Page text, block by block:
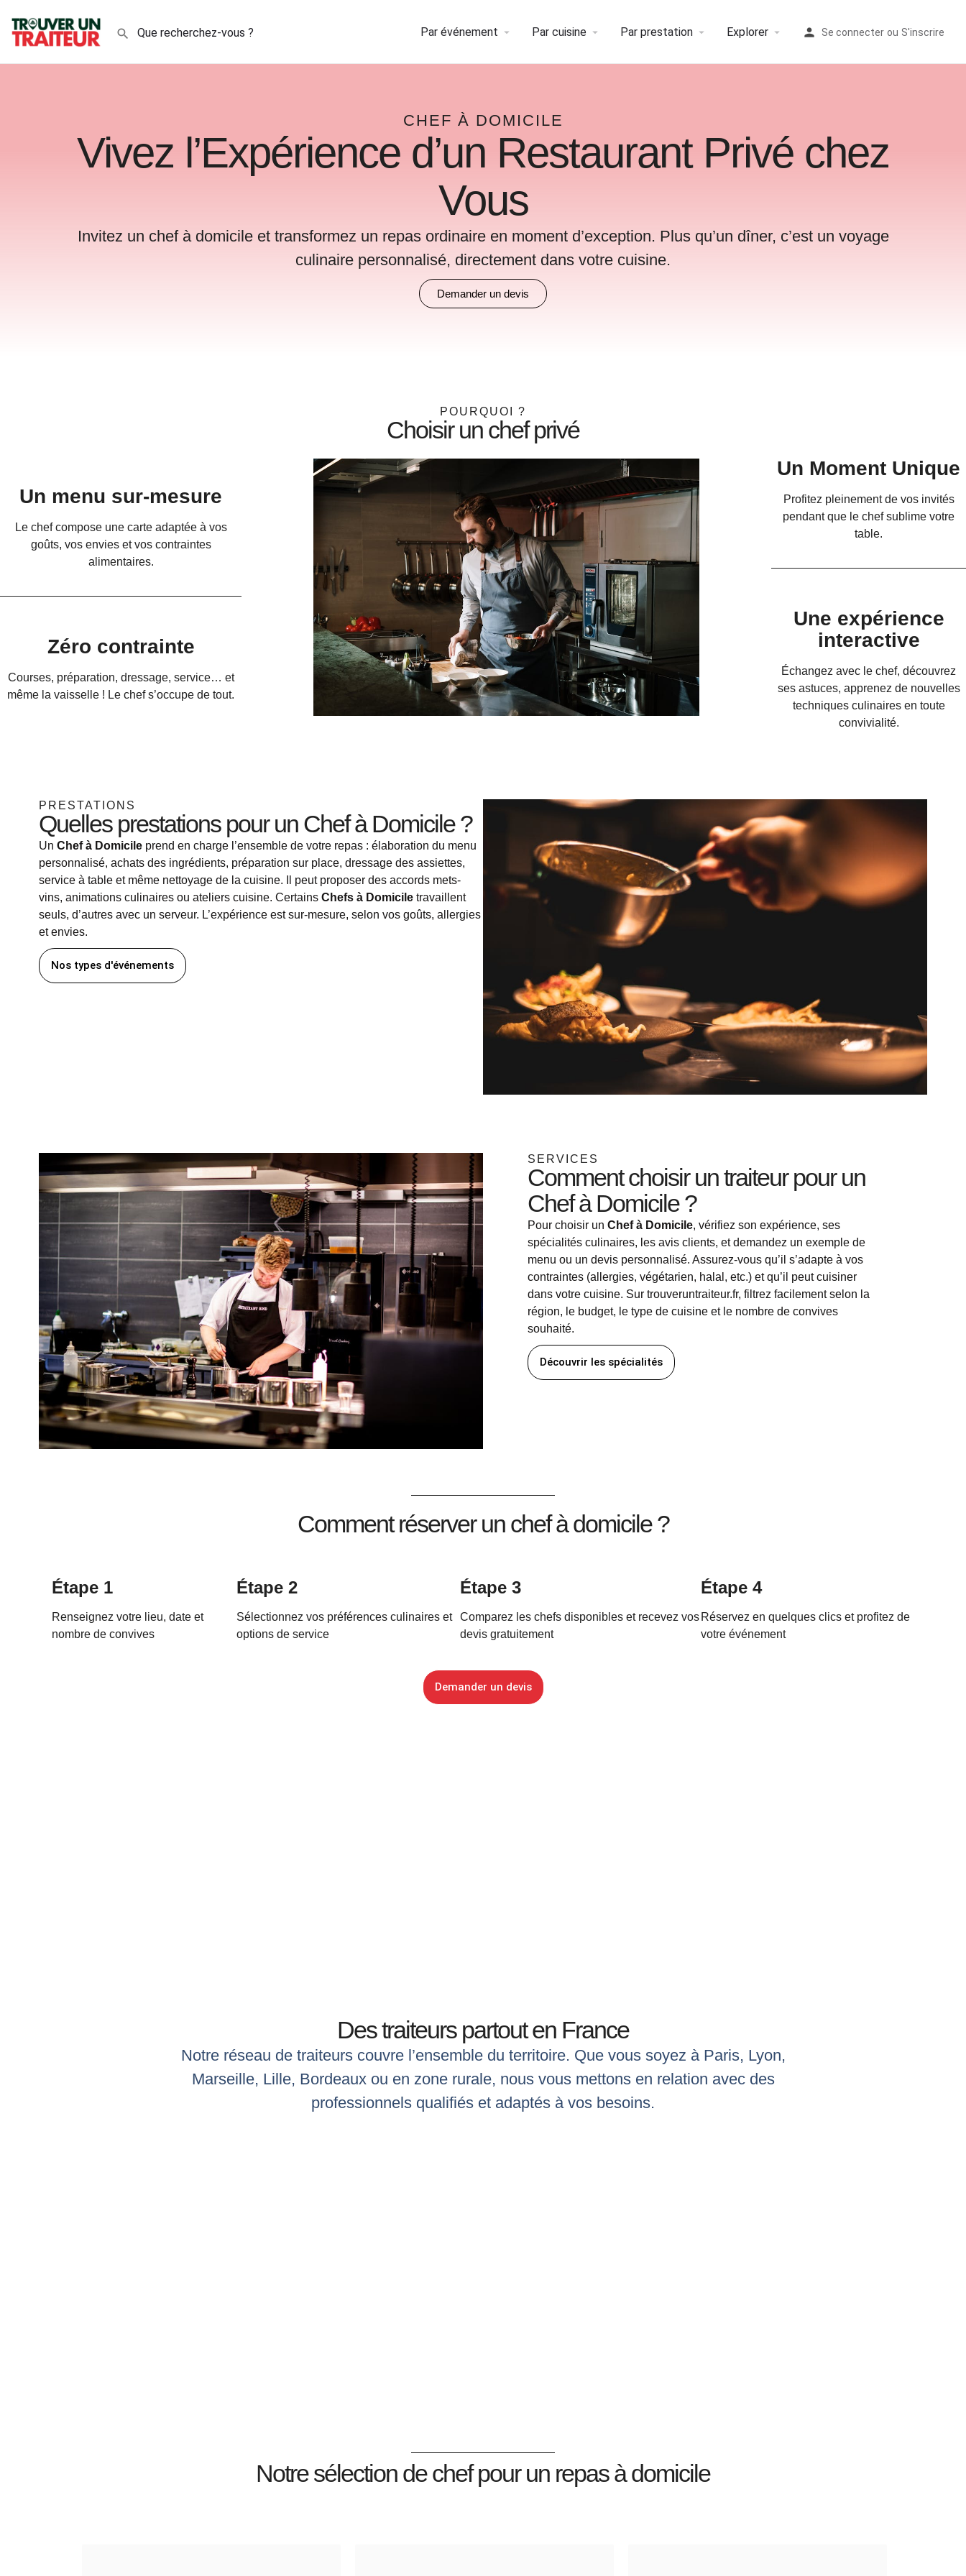
Par événement Par cuisine Par prestation Explorer Se connecter ou S'inscrire
CHEF À DOMICILE
Vivez l’Expérience d’un Restaurant Privé chez
Vous
Invitez un chef à domicile et transformez un repas ordinaire en moment d’exception. Plus qu’un dîner, c’est un voyage
culinaire personnalisé, directement dans votre cuisine.
Demander un devis
POURQUOI ?
Choisir un chef privé
Un menu sur-mesure
Le chef compose une carte adaptée à vos
goûts, vos envies et vos contraintes
alimentaires.
Zéro contrainte
Courses, préparation, dressage, service… et
même la vaisselle ! Le chef s’occupe de tout.
Un Moment Unique
Profitez pleinement de vos invités
pendant que le chef sublime votre
table.
Une expérience
interactive
Échangez avec le chef, découvrez
ses astuces, apprenez de nouvelles
techniques culinaires en toute
convivialité.
PRESTATIONS
Quelles prestations pour un Chef à Domicile ?
Un Chef à Domicileprend en charge l’ensemble de votre repas : élaboration du menu
personnalisé, achats des ingrédients, préparation sur place, dressage des assiettes,
service à table et même nettoyage de la cuisine. Il peut proposer des accords mets-
vins, animations culinaires ou ateliers cuisine. Certains Chefs à Domiciletravaillent
seuls, d’autres avec un serveur. L’expérience est sur-mesure, selon vos goûts, allergies
et envies.
Nos types d'événements
SERVICES
Comment choisir un traiteur pour un
Chef à Domicile ?
Pour choisir un Chef à Domicile, vérifiez son expérience, ses
spécialités culinaires, les avis clients, et demandez un exemple de
menu ou un devis personnalisé. Assurez-vous qu’il s’adapte à vos
contraintes (allergies, végétarien, halal, etc.) et qu’il peut cuisiner
dans votre cuisine. Sur trouveruntraiteur.fr, filtrez facilement selon la
région, le budget, le type de cuisine et le nombre de convives
souhaité.
Découvrir les spécialités
Comment réserver un chef à domicile ?
Étape 1
Renseignez votre lieu, date et
nombre de convives
Étape 2
Sélectionnez vos préférences culinaires et
options de service
Étape 3
Comparez les chefs disponibles et recevez vos
devis gratuitement
Étape 4
Réservez en quelques clics et profitez de
votre événement
Demander un devis
Des traiteurs partout en France
Notre réseau de traiteurs couvre l’ensemble du territoire. Que vous soyez à Paris, Lyon,
Marseille, Lille, Bordeaux ou en zone rurale, nous vous mettons en relation avec des
professionnels qualifiés et adaptés à vos besoins.
Notre sélection de chef pour un repas à domicile